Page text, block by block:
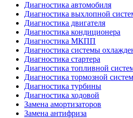
Диагностика автомобиля
Диагностика выхлопной
Диагностика двигателя
Диагностика кондиционера
Диагностика МКПП
Диагностика системы
Диагностика стартера
Диагностика топливной
Диагностика тормозной
Диагностика турбины
Диагностика ходовой
Замена амортизаторов
Замена антифриза